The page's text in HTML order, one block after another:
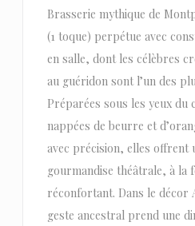
Brasserie mythique de
(1 toque) perpétue avec
en salle, dont les célèbres
au guéridon sont l’un des
Préparées sous les yeux du
nappées de beurre et
avec précision, elles offrent
gourmandise théâtrale, à la
réconfortant. Dans le décor
geste ancestral prend une